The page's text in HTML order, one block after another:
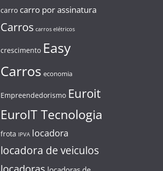
carro carro por assinatura
Carros carros elétricos
crescimento Easy
Carros economia
Empreendedorismo Euroit
EuroIT Tecnologia
frota IPVA locadora
locadora de veiculos